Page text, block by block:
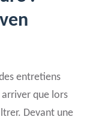
entretiens
arriver que lors
Devant une